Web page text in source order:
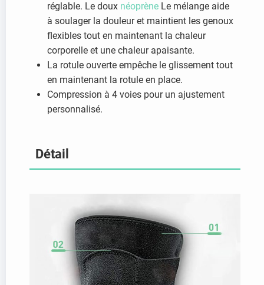
réglable. Le doux néoprène Le mélange aide
à soulager la douleur et maintient les genoux
flexibles tout en maintenant la chaleur
corporelle et une chaleur apaisante.
La rotule ouverte empêche le glissement tout
en maintenant la rotule en place.
Compression à 4 voies pour un ajustement
personnalisé.
Détail